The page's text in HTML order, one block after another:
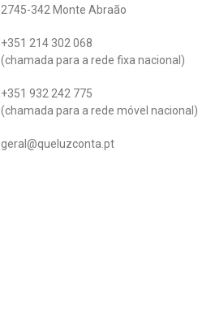
2745-342 Monte Abraão
+351 214 302 068
(chamada para a rede fixa nacional)
+351 932 242 775
(chamada para a rede móvel nacional)
geral@queluzconta.pt